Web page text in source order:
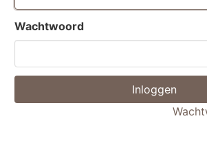
Wachtwoord